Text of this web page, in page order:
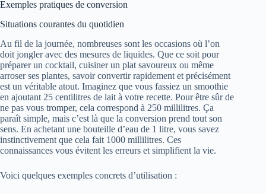
Exemples pratiques de conversion
Situations courantes du quotidien
Au fil de la journée, nombreuses sont les occasions où l’on
doit jongler avec des mesures de liquides. Que ce soit pour
préparer un cocktail, cuisiner un plat savoureux ou même
arroser ses plantes, savoir convertir rapidement et précisément
est un véritable atout. Imaginez que vous fassiez un smoothie
en ajoutant 25 centilitres de lait à votre recette. Pour être sûr de
ne pas vous tromper, cela correspond à 250 millilitres. Ça
paraît simple, mais c’est là que la conversion prend tout son
sens. En achetant une bouteille d’eau de 1 litre, vous savez
instinctivement que cela fait 1000 millilitres. Ces
connaissances vous évitent les erreurs et simplifient la vie.
Voici quelques exemples concrets d’utilisation :